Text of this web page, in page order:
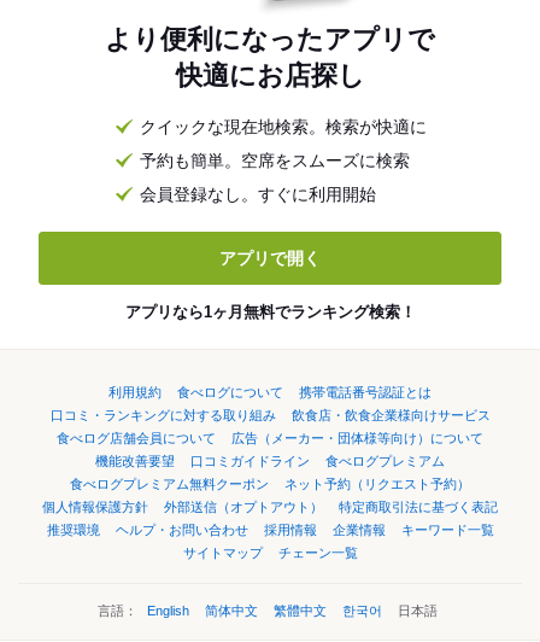
より便利になったアプリで
快適にお店探し
クイックな現在地検索。検索が快適に
予約も簡単。空席をスムーズに検索
会員登録なし。すぐに利用開始
アプリで開く
アプリなら1ヶ月無料でランキング検索！
利用規約 食べログについて
携帯電話番号認証とは
口コミ・ランキングに対する取り組み
飲食店・飲食企業様向けサービス
食べログ店舗会員について
広告（メーカー・団体様等向け）について
機能改善要望
口コミガイドライン
食べログプレミアム
食べログプレミアム無料クーポン
ネット予約（リクエスト予約）
個人情報保護方針
外部送信（オプトアウト）
特定商取引法に基づく表記
推奨環境
ヘルプ・お問い合わせ 採用情報 企業情報
キーワード一覧
サイトマップ
チェーン一覧
言語： English 简体中文 繁體中文 한국어 日本語